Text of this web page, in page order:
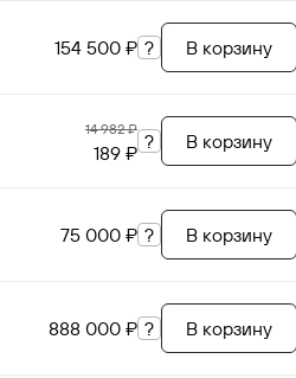
154 500 ₽ ? В корзину
14 982 ₽
189 ₽ ? В корзину
75 000 ₽ ? В корзину
888 000 ₽ ? В корзину